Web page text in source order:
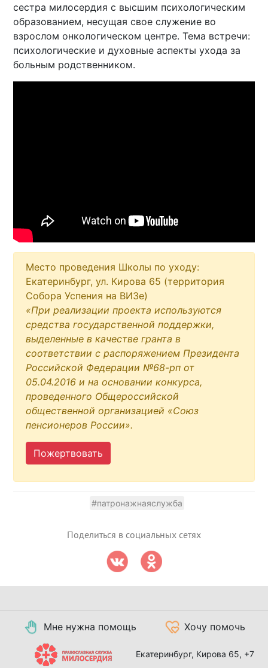
сестра милосердия с высшим психологическим
образованием, несущая свое служение во
взрослом онкологическом центре. Тема встречи:
психологические и духовные аспекты ухода за
больным родственником.
Место проведения Школы по уходу:
Екатеринбург, ул. Кирова 65 (территория
Собора Успения на ВИЗе)
«При реализации проекта используются
средства государственной поддержки,
выделенные в качестве гранта в
соответствии c распоряжением Президента
Российской Федерации №68-рп от
05.04.2016 и на основании конкурса,
проведенного Общероссийской
общественной организацией «Союз
пенсионеров России».
Пожертвовать
#патронажнаяслужба
Поделиться в социальных сетях
Мне нужна помощь Хочу помочь
Екатеринбург, Кирова 65, +7